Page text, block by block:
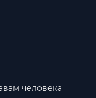
человека